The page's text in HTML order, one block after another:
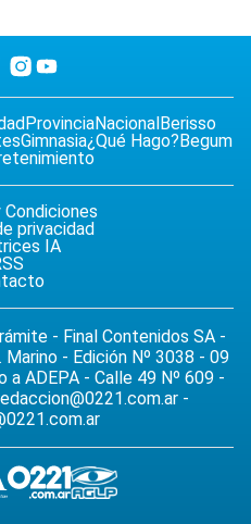
ProvinciaNacionalBerisso
Gimnasia¿Qué Hago?Begum
Condiciones
privacidad
IA
- Final Contenidos SA -
- Edición Nº 3038 - 09
ADEPA - Calle 49 Nº 609 -
-